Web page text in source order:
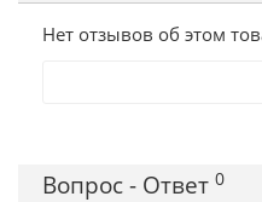
Нет отзывов об этом
Вопрос - Ответ 0